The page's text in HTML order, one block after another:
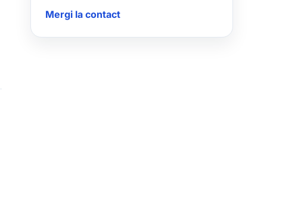
Mergi la contact